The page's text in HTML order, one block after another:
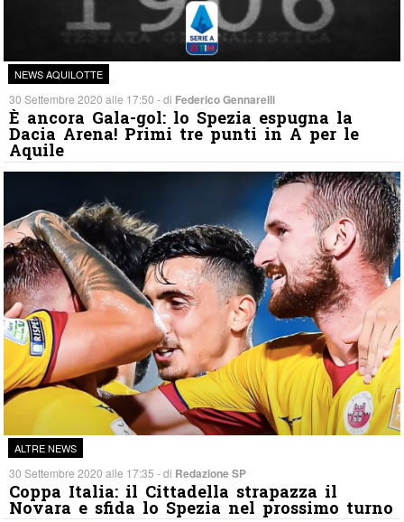
NEWS AQUILOTTE
30 Settembre 2020 alle 17:50 - di Federico Gennarelli
È ancora Gala-gol: lo Spezia espugna la
Dacia Arena! Primi tre punti in A per le
Aquile
ALTRE NEWS
30 Settembre 2020 alle 17:35 - di Redazione SP
Coppa Italia: il Cittadella strapazza il
Novara e sfida lo Spezia nel prossimo turno